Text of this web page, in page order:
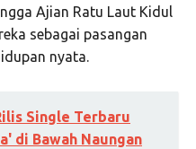
Ajian Ratu Laut Kidul
sebagai pasangan
nyata.
Single Terbaru
di Bawah Naungan